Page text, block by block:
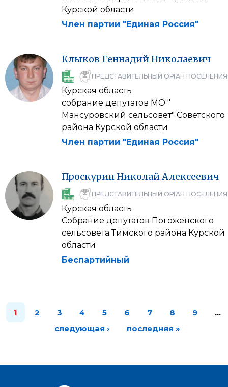
Курской области
Член партии "Единая Россия"
Клыков ГеннадийНиколаевич
ПРЕДСТАВИТЕЛЬНЫЙ ОРГАН ПОСЕЛЕНИЯ
Курская область
собрание депутатов МО "
Мансуровский сельсовет" Советского
района Курской области
Член партии "Единая Россия"
ПроскуринНиколайАлексеевич
ПРЕДСТАВИТЕЛЬНЫЙ ОРГАН ПОСЕЛЕНИЯ
Курская область
Собрание депутатов Погоженского
сельсовета Тимского района Курской
области
Беспартийный
1 2 3 4 5 6 7 8 9
…
следующая ›
последняя »